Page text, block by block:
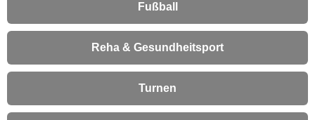
Fußball
Reha & Gesundheitsport
Turnen